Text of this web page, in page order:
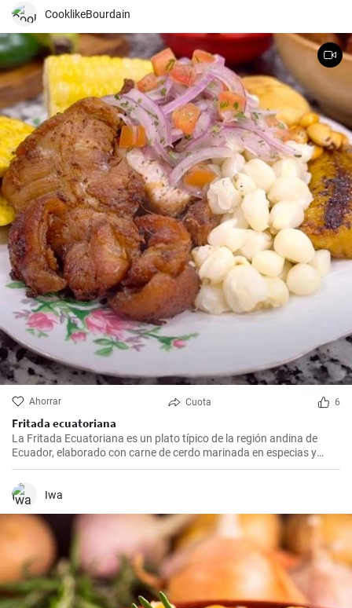
CooklikeBourdain
Ahorrar Cuota 6
Fritada ecuatoriana
La Fritada Ecuatoriana es un plato típico de la región andina de
Ecuador, elaborado con carne de cerdo marinada en especias y
cocinada a fuego lento en una olla con agua hasta que quede suave
y tierna.
Iwa